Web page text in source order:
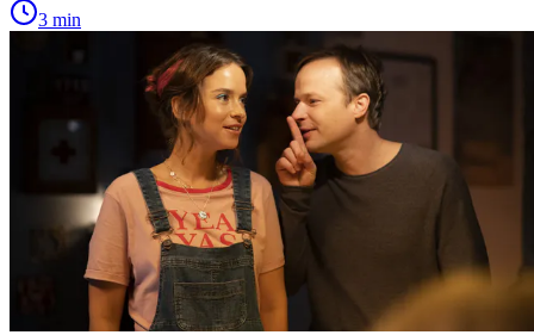
3 min